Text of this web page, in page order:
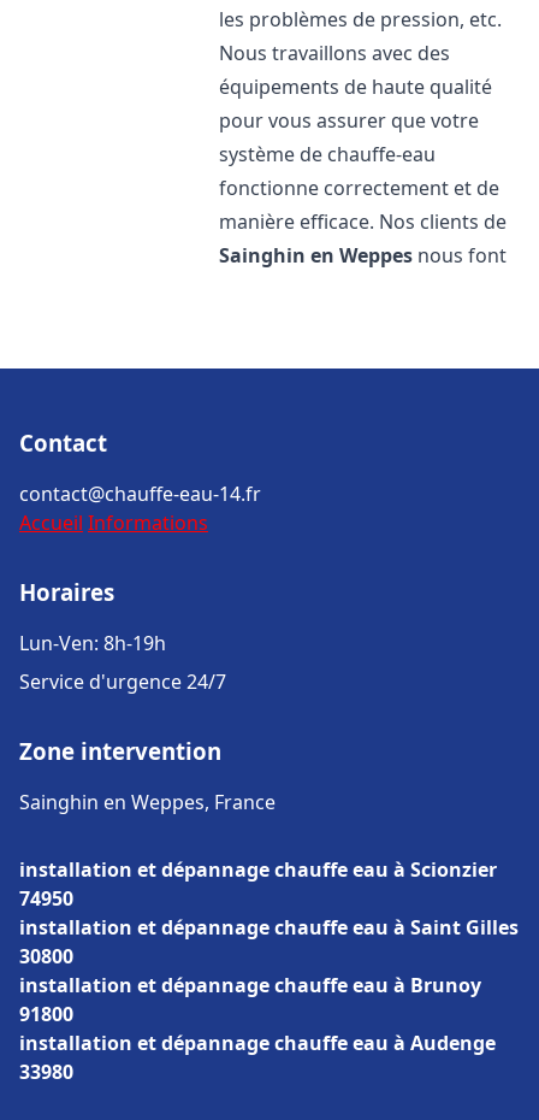
les problèmes de pression, etc.
Nous travaillons avec des
équipements de haute qualité
pour vous assurer que votre
système de chauffe-eau
fonctionne correctement et de
manière efficace. Nos clients de
Sainghin en Weppes nous font
Contact
contact@chauffe-eau-14.fr
Accueil Informations
Horaires
Lun-Ven: 8h-19h
Service d'urgence 24/7
Zone intervention
Sainghin en Weppes, France
installation et dépannage chauffe eau à Scionzier
74950
installation et dépannage chauffe eau à Saint Gilles
30800
installation et dépannage chauffe eau à Brunoy
91800
installation et dépannage chauffe eau à Audenge
33980